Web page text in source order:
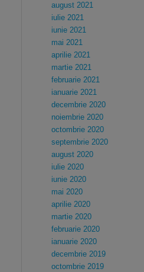
august 2021
iulie 2021
iunie 2021
mai 2021
aprilie 2021
martie 2021
februarie 2021
ianuarie 2021
decembrie 2020
noiembrie 2020
octombrie 2020
septembrie 2020
august 2020
iulie 2020
iunie 2020
mai 2020
aprilie 2020
martie 2020
februarie 2020
ianuarie 2020
decembrie 2019
octombrie 2019